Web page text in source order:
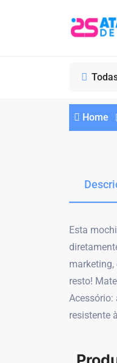
Home
Esta
resto!
Acessório:
resistente